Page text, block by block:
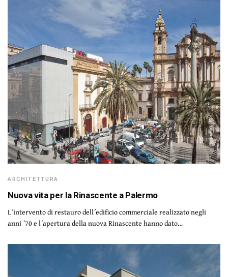
ARCHITETTURA
Nuova vita per la Rinascente a Palermo
L´intervento di restauro dell´edificio commerciale realizzato negli
anni ´70 e l´apertura della nuova Rinascente hanno dato…